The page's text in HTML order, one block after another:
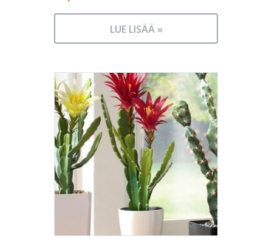
LUE LISÄÄ »